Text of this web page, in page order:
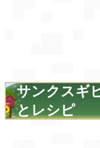
サンクスギ
とレシピ